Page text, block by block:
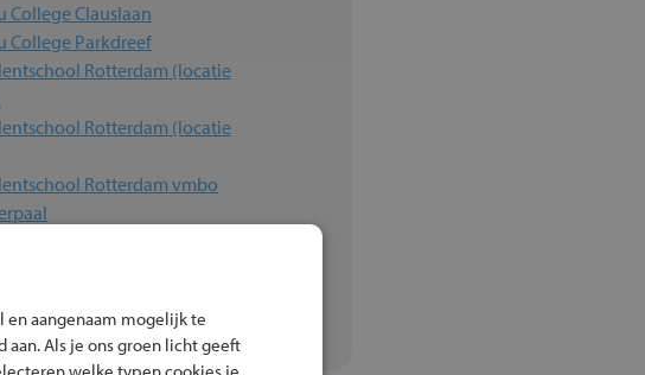
College Clauslaan
College Parkdreef
Rotterdam (locatie
Rotterdam (locatie
Rotterdam vmbo
en aangenaam mogelijk te
aan. Als je ons groen licht geeft